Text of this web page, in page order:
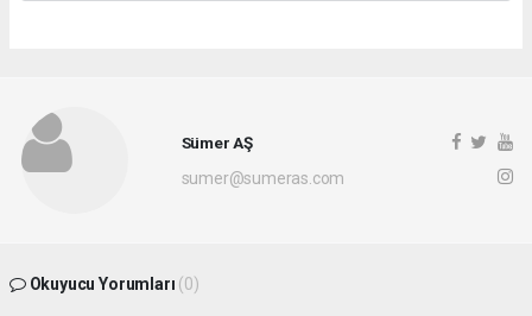
Sümer AŞ
sumer@sumeras.com
Okuyucu Yorumları (0)